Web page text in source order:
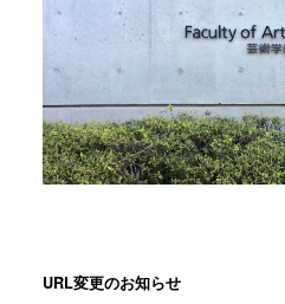
URL変更のお知らせ